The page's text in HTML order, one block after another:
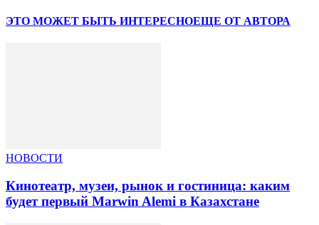
ЭТО МОЖЕТ БЫТЬ ИНТЕРЕСНОЕЩЕ ОТ АВТОРА
НОВОСТИ
Кинотеатр, музеи, рынок и гостиница: каким
будет первый Marwin Alemi в Казахстане